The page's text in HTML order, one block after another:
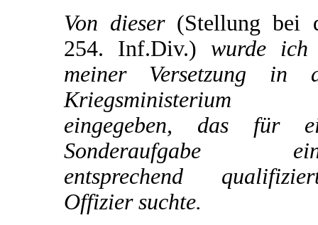
Von dieser (Stellung bei
254. Inf.Div.) wurde ich
meiner Versetzung in
Kriegsministerium
eingegeben, das für
Sonderaufgabe
entsprechend
Offizier suchte.